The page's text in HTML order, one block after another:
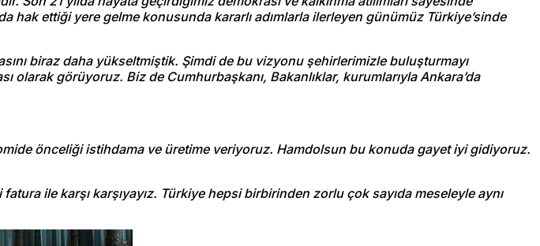
hak ettiği yere gelme konusunda kararlı adımlarla ilerleyen günümüz Türkiye’sinde
biraz daha yükseltmiştik. Şimdi de bu vizyonu şehirlerimizle buluşturmayı
olarak görüyoruz. Biz de Cumhurbaşkanı, Bakanlıklar, kurumlarıyla Ankara’da
önceliği istihdama ve üretime veriyoruz. Hamdolsun bu konuda gayet iyi gidiyoruz.
ile karşı karşıyayız. Türkiye hepsi birbirinden zorlu çok sayıda meseleyle aynı